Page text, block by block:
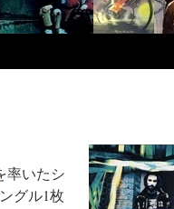
率いたシ
グル1枚